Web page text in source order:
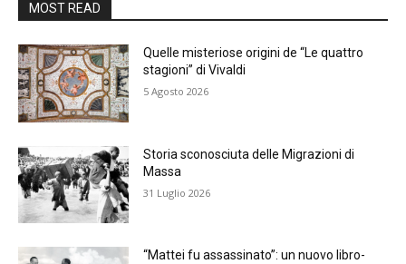
MOST READ
Quelle misteriose origini de “Le quattro
stagioni” di Vivaldi
5 Agosto 2026
Storia sconosciuta delle Migrazioni di
Massa
31 Luglio 2026
“Mattei fu assassinato”: un nuovo libro-